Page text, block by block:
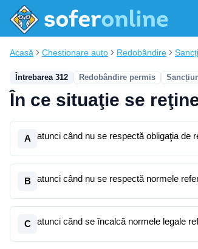
Acasă Chestionare auto Redobândire
Întrebarea 312 Redobândire permis
În ce situaţie se
A atunci când nu se respectă obligaţia de
B atunci când nu se respectă normele
C atunci când se încalcă normele legale